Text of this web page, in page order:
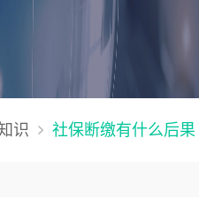
识 社保断缴有什么后果